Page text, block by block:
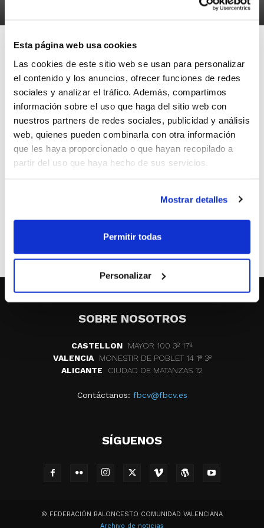
Esta página web usa cookies
Las cookies de este sitio web se usan para personalizar
el contenido y los anuncios, ofrecer funciones de redes
sociales y analizar el tráfico. Además, compartimos
información sobre el uso que haga del sitio web con
nuestros partners de redes sociales, publicidad y análisis
web, quienes pueden combinarla con otra información
que les haya proporcionado o que hayan recopilado a
partir del uso que haya hecho de sus servicios.
Mostrar detalles
Permitir todas
Personalizar
Publicados los
calendarios de los Juegos
Deportivos del Ayuntamiento de Valencia
en todas sus categorías: Juvenil, Cadete,
Infantil, Alevín y Benjamín.
SOBRE NOSOTROS
CASTELLON
MAYOR 100 3º 17ª
VALENCIA
MONESTIR DE POBLET 14 1ª 3º
ALICANTE
CIUDAD DE MATANZAS 12
Contáctanos: fbcv@fbcv.es
SÍGUENOS
© FEDERACIÓN BALONCESTO COMUNIDAD VALENCIANA
Archivo de noticias